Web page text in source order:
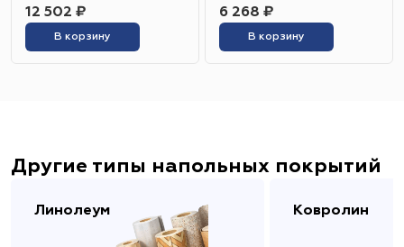
12 502 ₽
В корзину
6 268 ₽
В корзину
Другие типы напольных покрытий
Линолеум Ковролин